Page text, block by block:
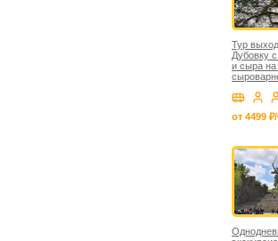
Тур
Дубовку
и сыра
от 4499